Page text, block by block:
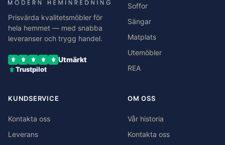
Prisvärda kvalitetsmöbler för
hela hemmet — med snabba
leveranser och trygg handel.
Utmärkt
Trustpilot
Soffor
Sängar
Matplats
Utemöbler
REA
KUNDSERVICE
Kontakta oss
Leverans
OM OSS
Vår historia
Kontakta oss